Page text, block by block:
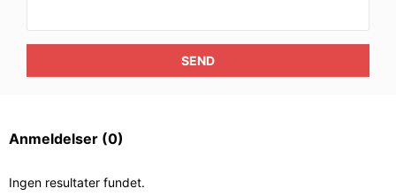
SEND
Anmeldelser (0)
Ingen resultater fundet.